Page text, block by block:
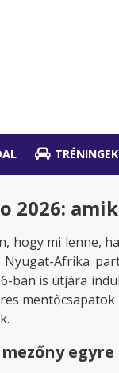
TRÉNINGEK
2026:
hogy mi lenne,
Nyugat-Afrika
ban is útjára